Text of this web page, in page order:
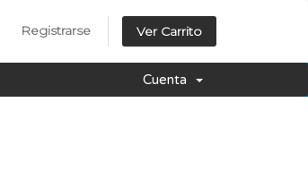
Registrarse Ver Carrito
Cuenta